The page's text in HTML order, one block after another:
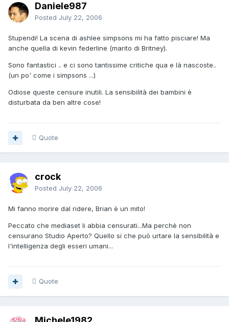
Daniele987
Posted July 22, 2006
Stupendi! La scena di ashlee simpsons mi ha fatto pisciare! Ma
anche quella di kevin federline (marito di Britney).
Sono fantastici .. e ci sono tantissime critiche qua e là nascoste..
(un po' come i simpsons ...)
Odiose queste censure inutili. La sensibilità dei bambini è
disturbata da ben altre cose!
Quote
crock
Posted July 22, 2006
Mi fanno morire dal ridere, Brian è un mito!
Peccato che mediaset li abbia censurati...Ma perchè non
censurano Studio Aperto? Quello si che può urtare la sensibilità e
l'intelligenza degli esseri umani...
Quote